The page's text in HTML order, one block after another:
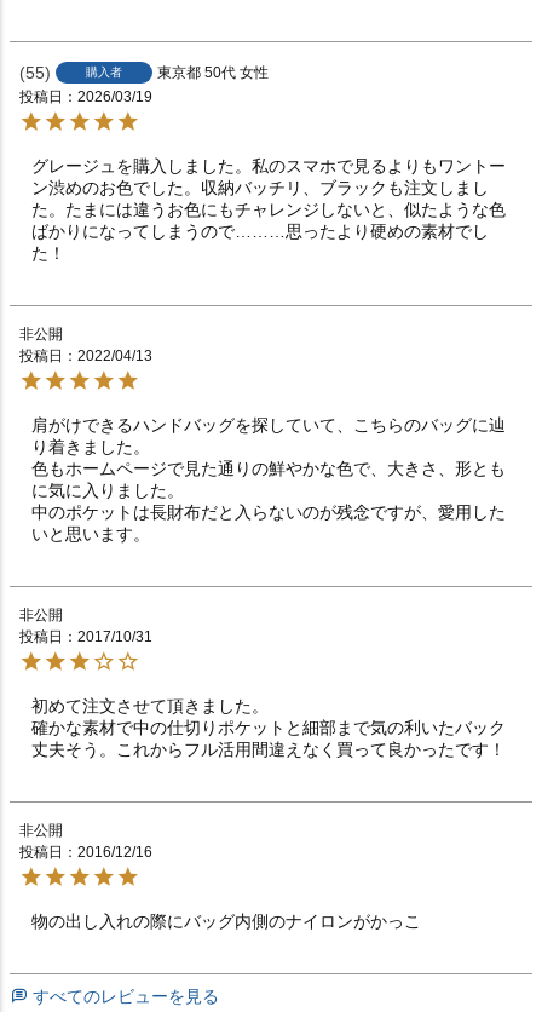
55 購入者 東京都 50代 女性
投稿日
2026/03/19
グレージュを購入しました。私のスマホで見るよりもワントー
ン渋めのお色でした。収納バッチリ、ブラックも注文しまし
た。たまには違うお色にもチャレンジしないと、似たような色
ばかりになってしまうので………思ったより硬めの素材でし
た！
非公開
投稿日
2022/04/13
肩がけできるハンドバッグを探していて、こちらのバッグに辿
り着きました。
色もホームページで見た通りの鮮やかな色で、大きさ、形とも
に気に入りました。
中のポケットは長財布だと入らないのが残念ですが、愛用した
いと思います。
非公開
投稿日
2017/10/31
初めて注文させて頂きました。
確かな素材で中の仕切りポケットと細部まで気の利いたバック
丈夫そう。これからフル活用間違えなく買って良かったです！
非公開
投稿日
2016/12/16
物の出し入れの際にバッグ内側のナイロンがかっこ
すべてのレビューを見る